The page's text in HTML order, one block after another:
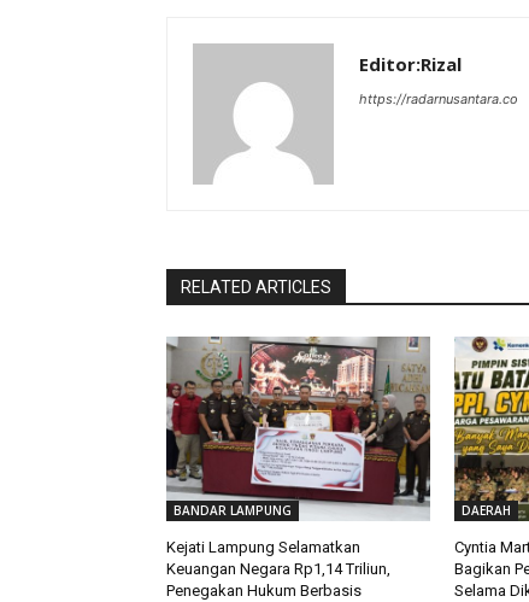
Editor:Rizal
https://radarnusantara.co
RELATED ARTICLES
BANDAR LAMPUNG
Kejati Lampung Selamatkan
Keuangan Negara Rp1,14 Triliun,
Penegakan Hukum Berbasis
DAERAH
Cyntia
Bagikan
Selama